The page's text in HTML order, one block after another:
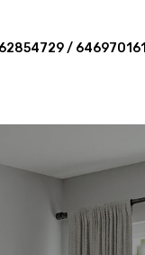
/ 646970161